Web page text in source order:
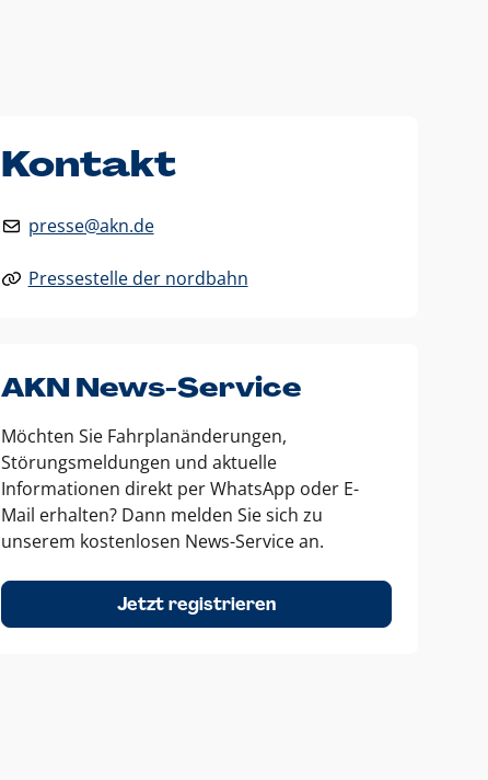
Kontakt
presse@akn.de
Pressestelle der nordbahn
AKN News-Service
Möchten Sie Fahrplanänderungen,
Störungsmeldungen und aktuelle
Informationen direkt per WhatsApp oder E-
Mail erhalten? Dann melden Sie sich zu
unserem kostenlosen News-Service an.
Jetzt registrieren